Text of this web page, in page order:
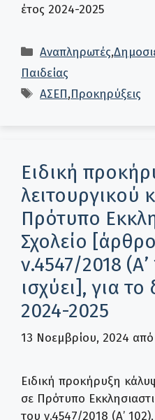
έτος 2024-2025
Κατηγορίες
Αναπληρωτές,
Παιδείας
Ετικέτες
ΑΣΕΠ,Προκηρύξεις
Ειδική
λειτουργικού
Πρότυπο
Σχολείο
ν.4547/2018
ισχύει], για
2024-2025
13 Νοεμβρίου, 2024 από
Ειδική προκήρυξη
σε Πρότυπο
του ν.4547/2018 (Α’